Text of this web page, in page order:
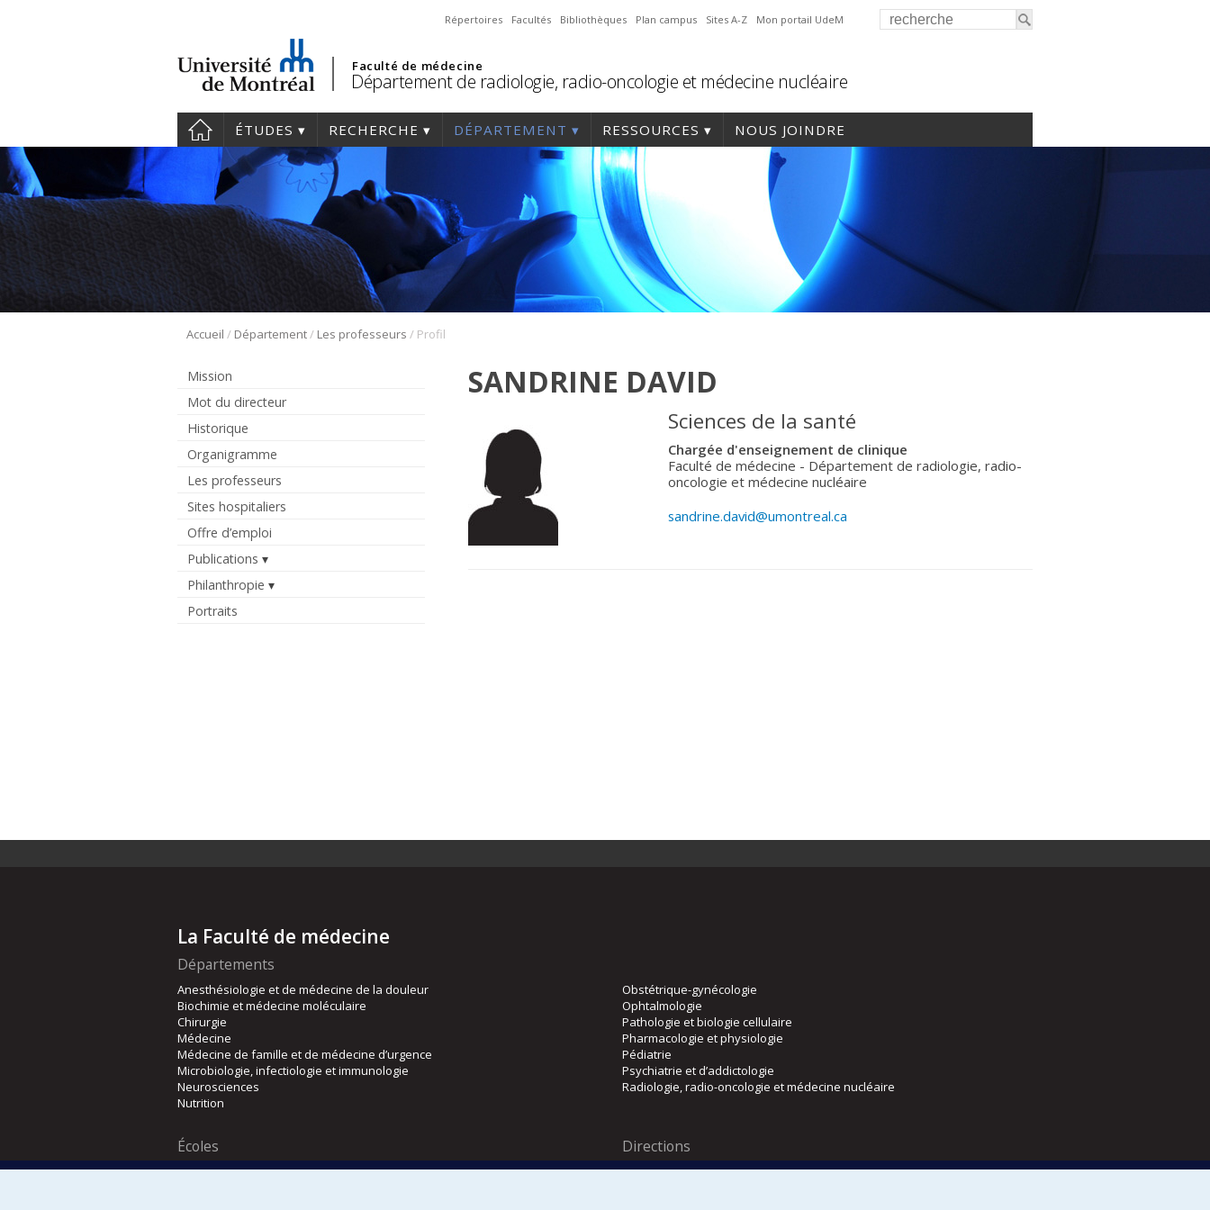
Répertoires Facultés Bibliothèques Plan campus Sites A-Z Mon portail UdeM
Faculté de médecine
Département de radiologie, radio-oncologie et médecine nucléaire
ÉTUDES RECHERCHE DÉPARTEMENT RESSOURCES NOUS JOINDRE
Accueil / Département/ Les professeurs / Profil
Mission
Mot du directeur
Historique
Organigramme
Les professeurs
Sites hospitaliers
Offre d’emploi
Publications
Philanthropie
Portraits
SANDRINE DAVID
Sciences de la santé
Chargée d'enseignement de clinique
Faculté de médecine - Département de radiologie, radio-
oncologie et médecine nucléaire
sandrine.david@umontreal.ca
La Faculté de médecine
Départements
Anesthésiologie et de médecine de la douleur
Biochimie et médecine moléculaire
Chirurgie
Médecine
Médecine de famille et de médecine d’urgence
Microbiologie, infectiologie et immunologie
Neurosciences
Nutrition
Obstétrique-gynécologie
Ophtalmologie
Pathologie et biologie cellulaire
Pharmacologie et physiologie
Pédiatrie
Psychiatrie et d’addictologie
Radiologie, radio-oncologie et médecine nucléaire
Écoles
Kinésiologie et des sciences de l’activité physique
Directions
DPC